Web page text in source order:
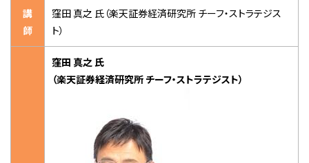
講
師
窪田 真之 氏（楽天証券経済研究所 チーフ・ストラテジス
ト）
窪田 真之 氏
（楽天証券経済研究所 チーフ・ストラテジスト）